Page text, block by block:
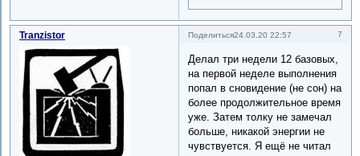
Поделиться 7
24.03.20 22:57
Tranzistor
Делал три недели 12 базовых,
на первой неделе выполнения
попал в сновидение (не сон) на
более продолжительное время
уже. Затем толку не замечал
больше, никакой энергии не
чувствуется. Я ещё не читал